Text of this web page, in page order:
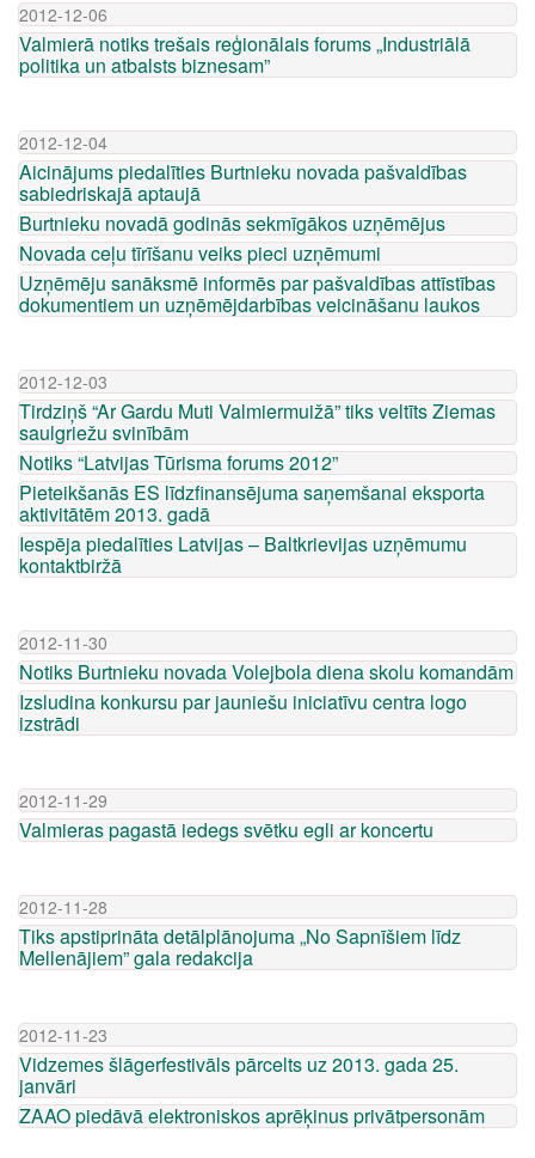
2012-12-06
Valmierā notiks trešais reģionālais forums „Industriālā
politika un atbalsts biznesam”
2012-12-04
Aicinājums piedalīties Burtnieku novada pašvaldības
sabiedriskajā aptaujā
Burtnieku novadā godinās sekmīgākos uzņēmējus
Novada ceļu tīrīšanu veiks pieci uzņēmumi
Uzņēmēju sanāksmē informēs par pašvaldības attīstības
dokumentiem un uzņēmējdarbības veicināšanu laukos
2012-12-03
Tirdziņš “Ar Gardu Muti Valmiermuižā” tiks veltīts Ziemas
saulgriežu svinībām
Notiks “Latvijas Tūrisma forums 2012”
Pieteikšanās ES līdzfinansējuma saņemšanai eksporta
aktivitātēm 2013. gadā
Iespēja piedalīties Latvijas – Baltkrievijas uzņēmumu
kontaktbiržā
2012-11-30
Notiks Burtnieku novada Volejbola diena skolu komandām
Izsludina konkursu par jauniešu iniciatīvu centra logo
izstrādi
2012-11-29
Valmieras pagastā iedegs svētku egli ar koncertu
2012-11-28
Tiks apstiprināta detālplānojuma „No Sapnīšiem līdz
Mellenājiem” gala redakcija
2012-11-23
Vidzemes šlāgerfestivāls pārcelts uz 2013. gada 25.
janvāri
ZAAO piedāvā elektroniskos aprēķinus privātpersonām